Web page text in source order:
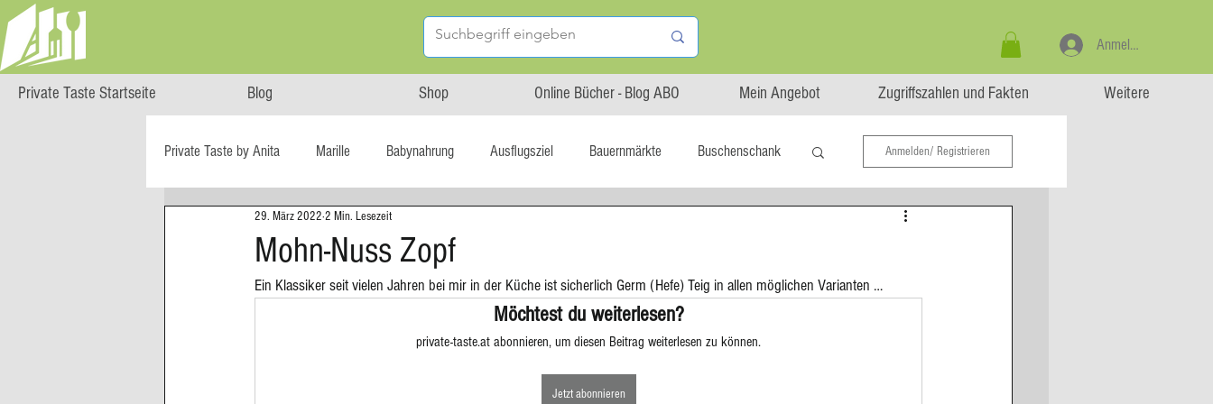
Private Taste Startseite Blog Shop Online Bücher - Blog ABO Mein Angebot Zugriffszahlen und Fakten Weitere
Anmelden
Private Taste by Anita Marille Babynahrung Ausflugsziel Bauernmärkte Buschenschank
Cooking Class HERZGENUSS
Reise-Blog Regional statt global Startup Asiatische Küche Aufstrich
Anmelden/ Registrieren
Mohn-Nuss Zopf
29. März 2022 2 Min. Lesezeit
Ein Klassiker seit vielen Jahren bei mir in der Küche ist sicherlich Germ (Hefe) Teig in allen möglichen Varianten …
Möchtest du weiterlesen?
private-taste.at abonnieren, um diesen Beitrag weiterlesen zu können.
Jetzt abonnieren